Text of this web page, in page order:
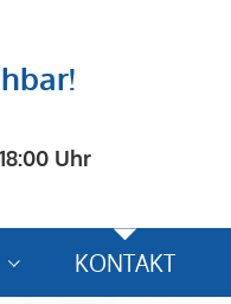
Uhr
KONTAKT